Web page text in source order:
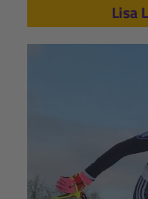
Lisa